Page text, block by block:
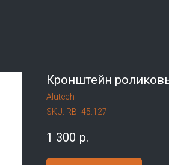
Кронштейн
Alutech
SKU: RBI-45.127
1 300 р.